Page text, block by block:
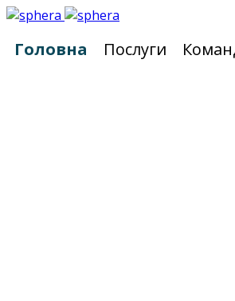
Головна Послуги